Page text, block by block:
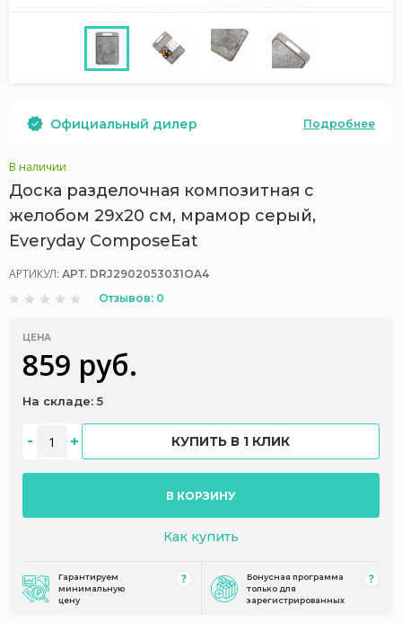
Официальный дилер Подробнее
В наличии
Доска разделочная композитная с
желобом 29x20 см, мрамор серый,
Everyday ComposeEat
АРТИКУЛ: АРТ. DRJ2902053031OA4
Отзывов: 0
ЦЕНА
859 руб.
На складе: 5
КУПИТЬ В 1 КЛИК
В КОРЗИНУ
Как купить
Гарантируем
минимальную
цену
Бонусная программа
только для
зарегистрированных